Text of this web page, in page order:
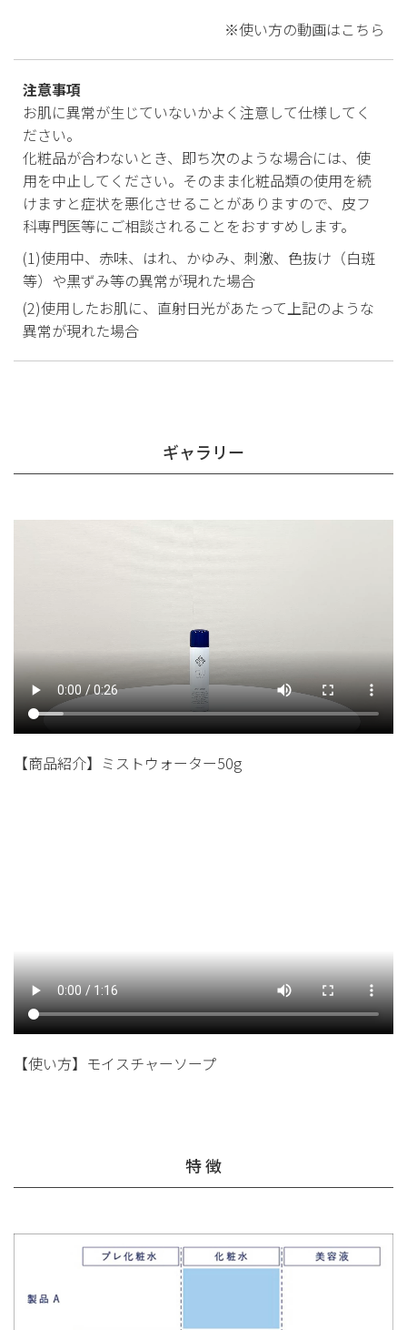
※使い方の動画はこちら
注意事項
お肌に異常が生じていないかよく注意して仕様してく
ださい。
化粧品が合わないとき、即ち次のような場合には、使
用を中止してください。そのまま化粧品類の使用を続
けますと症状を悪化させることがありますので、皮フ
科専門医等にご相談されることをおすすめします。
(1)使用中、赤味、はれ、かゆみ、刺激、色抜け（白斑
等）や黒ずみ等の異常が現れた場合
(2)使用したお肌に、直射日光があたって上記のような
異常が現れた場合
ギャラリー
【商品紹介】ミストウォーター50g
【使い方】モイスチャーソープ
特 徴